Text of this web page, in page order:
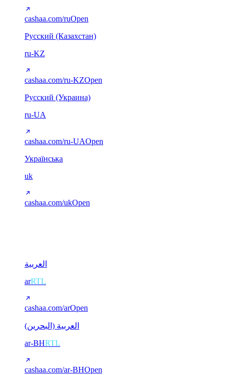
cashaa.com/ruOpen
Русский (Казахстан)
ru-KZ
cashaa.com/ru-KZOpen
Русский (Украина)
ru-UA
cashaa.com/ru-UAOpen
Українська
uk
cashaa.com/ukOpen
العربية
arRTL
cashaa.com/arOpen
العربية (البحرين)
ar-BHRTL
cashaa.com/ar-BHOpen